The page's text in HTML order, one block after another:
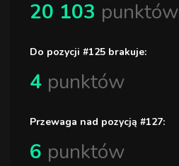
20 103 punktów
Do pozycji #125 brakuje:
4 punktów
Przewaga nad pozycją #127:
6 punktów